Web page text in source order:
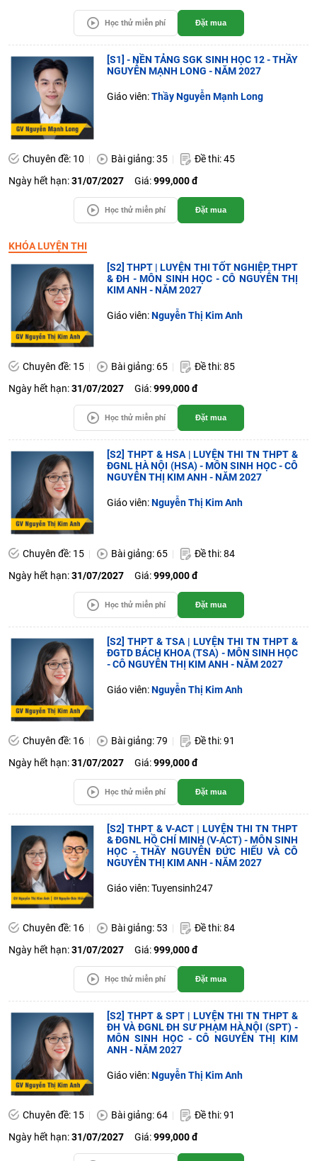
Học thử miễn phí Đặt mua
[S1] - NỀN TẢNG SGK SINH HỌC 12 - THẦY
NGUYỄN MẠNH LONG - NĂM 2027
Giáo viên:Thầy Nguyễn Mạnh Long
Chuyên đề: 10 Bài giảng: 35
Đề thi: 45
Ngày hết hạn:31/07/2027 Giá:999,000 đ
Học thử miễn phí Đặt mua
KHÓA LUYỆN THI
[S2] THPT | LUYỆN THI TỐT NGHIỆP THPT
& ĐH - MÔN SINH HỌC - CÔ NGUYỄN THỊ
KIM ANH - NĂM 2027
Giáo viên:Nguyễn Thị Kim Anh
Chuyên đề: 15 Bài giảng: 65
Đề thi: 85
Ngày hết hạn:31/07/2027 Giá:999,000 đ
Học thử miễn phí Đặt mua
[S2] THPT & HSA | LUYỆN THI TN THPT &
ĐGNL HÀ NỘI (HSA) - MÔN SINH HỌC - CÔ
NGUYỄN THỊ KIM ANH - NĂM 2027
Giáo viên:Nguyễn Thị Kim Anh
Chuyên đề: 15 Bài giảng: 65
Đề thi: 84
Ngày hết hạn:31/07/2027 Giá:999,000 đ
Học thử miễn phí Đặt mua
[S2] THPT & TSA | LUYỆN THI TN THPT &
ĐGTD BÁCH KHOA (TSA) - MÔN SINH HỌC
- CÔ NGUYỄN THỊ KIM ANH - NĂM 2027
Giáo viên:Nguyễn Thị Kim Anh
Chuyên đề: 16 Bài giảng: 79
Đề thi: 91
Ngày hết hạn:31/07/2027 Giá:999,000 đ
Học thử miễn phí Đặt mua
[S2] THPT & V-ACT | LUYỆN THI TN THPT
& ĐGNL HỒ CHÍ MINH (V-ACT) - MÔN SINH
HỌC - THẦY NGUYỄN ĐỨC HIẾU VÀ CÔ
NGUYỄN THỊ KIM ANH - NĂM 2027
Giáo viên: Tuyensinh247
Chuyên đề: 16 Bài giảng: 53
Đề thi: 84
Ngày hết hạn:31/07/2027 Giá:999,000 đ
Học thử miễn phí Đặt mua
[S2] THPT & SPT | LUYỆN THI TN THPT &
ĐH VÀ ĐGNL ĐH SƯ PHẠM HÀ NỘI (SPT) -
MÔN SINH HỌC - CÔ NGUYỄN THỊ KIM
ANH - NĂM 2027
Giáo viên:Nguyễn Thị Kim Anh
Chuyên đề: 15 Bài giảng: 64
Đề thi: 91
Ngày hết hạn:31/07/2027 Giá:999,000 đ